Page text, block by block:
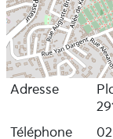
Adresse
Téléphone